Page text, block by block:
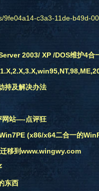
9fe04a14-c3a3-11de-b49d-
2003/ XP /DOS维护4合
持及解决办法
网站—-点评狂
(x86/x64二合一的
移到www.wingwy.com
东西